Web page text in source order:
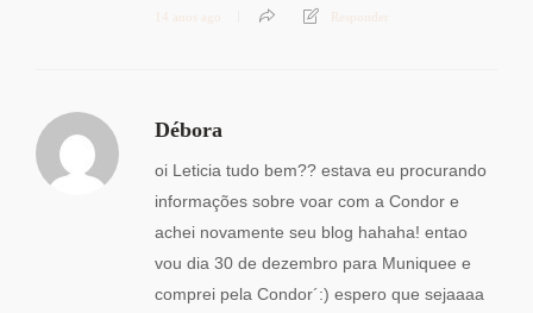
14 anos ago Responder
Débora
oi Leticia tudo bem?? estava eu procurando
informações sobre voar com a Condor e
achei novamente seu blog hahaha! entao
vou dia 30 de dezembro para Muniquee e
comprei pela Condor´:) espero que sejaaaa